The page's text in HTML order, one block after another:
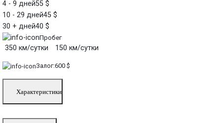
4 - 9 дней55 $
10 - 29 дней45 $
30 + дней40 $
Пробег
350 км/сутки 150 км/сутки
Залог:600 $
Характеристики